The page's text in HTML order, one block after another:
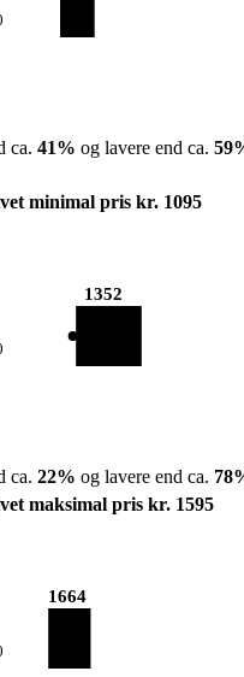
ca. 41% og lavere end ca. 59
minimal pris kr. 1095
1352
ca. 22% og lavere end ca. 78
maksimal pris kr. 1595
1664